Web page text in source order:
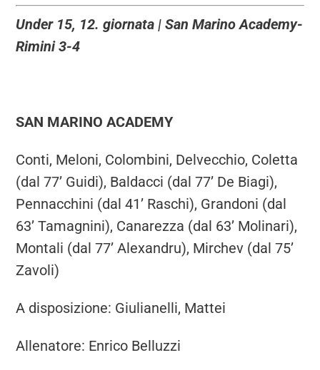
Under 15, 12. giornata | San Marino Academy-
Rimini 3-4
SAN MARINO ACADEMY
Conti, Meloni, Colombini, Delvecchio, Coletta
(dal 77’ Guidi), Baldacci (dal 77’ De Biagi),
Pennacchini (dal 41’ Raschi), Grandoni (dal
63’ Tamagnini), Canarezza (dal 63’ Molinari),
Montali (dal 77’ Alexandru), Mirchev (dal 75’
Zavoli)
A disposizione: Giulianelli, Mattei
Allenatore: Enrico Belluzzi